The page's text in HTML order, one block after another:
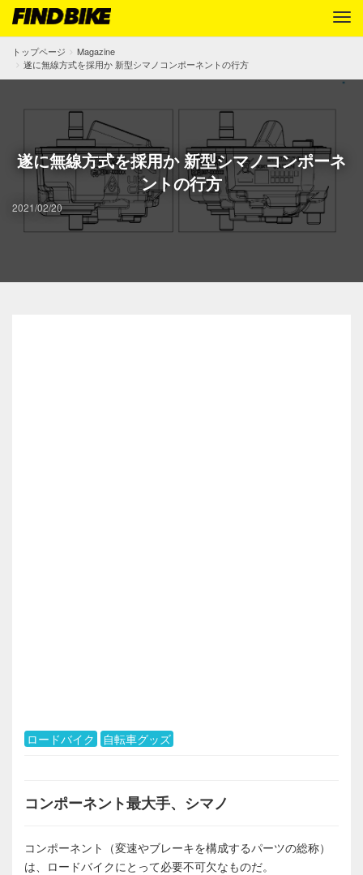
トップページ
Magazine
遂に無線方式を採用か 新型シマノコンポーネントの行方
遂に無線方式を採用か 新型シマノコンポーネ
ントの行方
2021/02/20
ロードバイク 自転車グッズ
コンポーネント最大手、シマノ
コンポーネント（変速やブレーキを構成するパーツの総称）
は、ロードバイクにとって必要不可欠なものだ。